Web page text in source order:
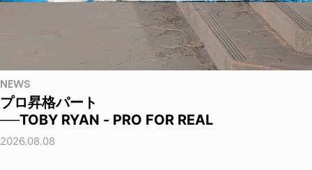
NEWS
プロ昇格パート
──TOBY RYAN - PRO FOR REAL
2026.08.08